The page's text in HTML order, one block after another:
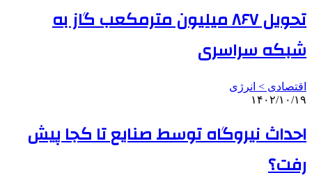
تحویل ۸۶۷ میلیون مترمکعب گاز به
شبکه سراسری
اقتصادی > انرژی
۱۴۰۲/۱۰/۱۹
احداث نیروگاه توسط صنایع تا کجا پیش
رفت؟